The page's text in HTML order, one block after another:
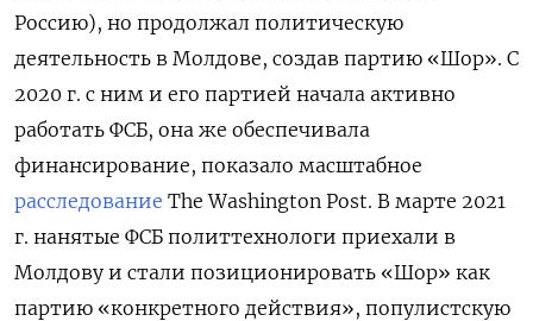
Россию), но продолжал политическую
деятельность в Молдове, создав партию «Шор». С
2020 г. с ним и его партией начала активно
работать ФСБ, она же обеспечивала
финансирование, показало масштабное
расследование The Washington Post. В марте 2021
г. нанятые ФСБ политтехнологи приехали в
Молдову и стали позиционировать «Шор» как
партию «конкретного действия», популистскую